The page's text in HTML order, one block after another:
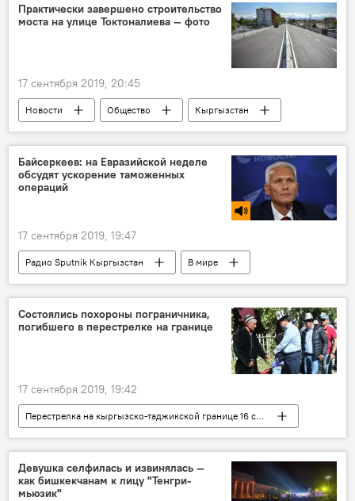
Где в Бишкеке отключат свет сегодня
Практически завершено строительство
моста на улице Токтоналиева — фото
17 сентября 2019, 20:45
Новости Общество
Кыргызстан
Бишкек
мост
Байсеркеев: на Евразийской неделе
обсудят ускорение таможенных
операций
17 сентября 2019, 19:47
Радио Sputnik Кыргызстан
В мире
ЕЭК
граница таможня
Состоялись похороны пограничника,
погибшего в перестрелке на границе
17 сентября 2019, 19:42
Перестрелка на кыргызско-таджикской границе 16 сентября
Новости
Общество
Кыргызстан
Мухаммедкалый Абылгазиев
Девушка селфилась и извинялась —
как бишкекчанам к лицу "Тенгри-
мьюзик"